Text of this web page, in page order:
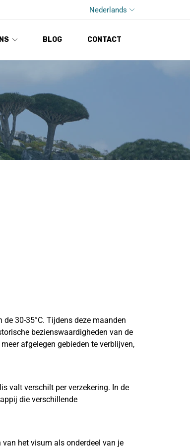
Nederlands
BLOG CONTACT
30-35°C. Tijdens deze maanden
bezienswaardigheden van de
afgelegen gebieden te verblijven,
valt verschilt per verzekering. In de
die verschillende
het visum als onderdeel van je